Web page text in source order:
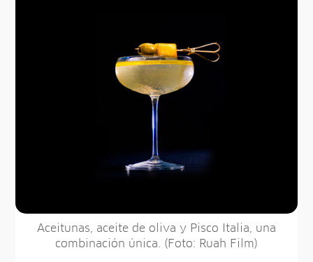
Aceitunas, aceite de oliva y Pisco Italia, una
combinación única. (Foto: Ruah Film)